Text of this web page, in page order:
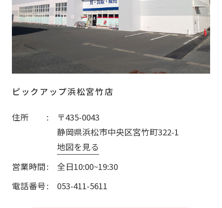
ピックアップ浜松宮竹店
住所
〒435-0043
静岡県浜松市中央区宮竹町322-1
地図を見る
営業時間
全日10:00~19:30
電話番号
053-411-5611